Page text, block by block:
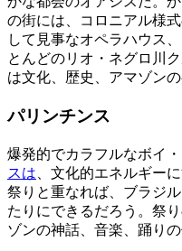
の街には、コロニアル様
して見事なオペラハウス
とんどのリオ・ネグロ川
は文化、歴史、アマゾン
パリンチンス
爆発的でカラフルなボイ
スは 、文化的エネルギー
祭りと重なれば、ブラジ
たりにできるだろう。祭
ゾンの神話、音楽、踊り